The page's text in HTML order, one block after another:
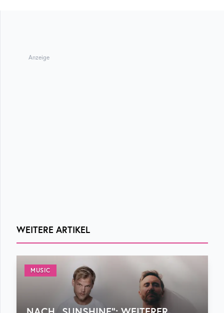
Anzeige
WEITERE ARTIKEL
MUSIC